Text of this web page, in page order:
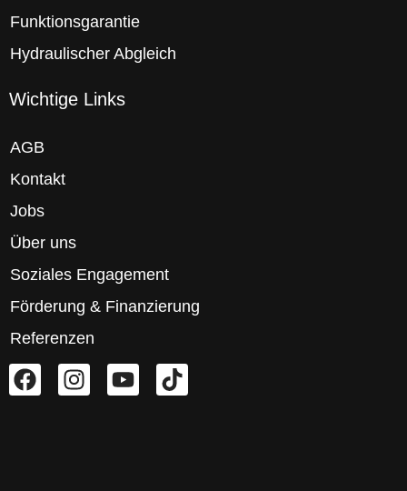
Funktionsgarantie
Hydraulischer Abgleich
Wichtige Links
AGB
Kontakt
Jobs
Über uns
Soziales Engagement
Förderung & Finanzierung
Referenzen